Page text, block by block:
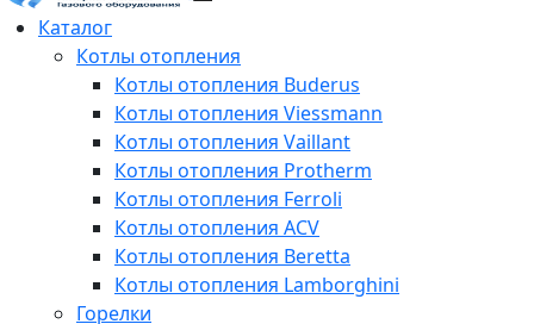
Каталог
Котлы отопления
Котлы отопления Buderus
Котлы отопления Viessmann
Котлы отопления Vaillant
Котлы отопления Protherm
Котлы отопления Ferroli
Котлы отопления ACV
Котлы отопления Beretta
Котлы отопления Lamborghini
Горелки